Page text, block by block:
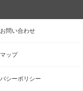
問い合わせ
ップ
シーポリシー